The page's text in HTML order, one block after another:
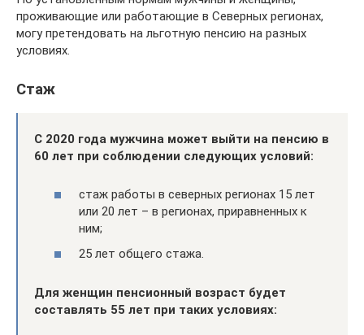
проживающие или работающие в Северных регионах,
могу претендовать на льготную пенсию на разных
условиях.
Стаж
С 2020 года мужчина может выйти на пенсию в
60 лет при соблюдении следующих условий:
стаж работы в северных регионах 15 лет
или 20 лет – в регионах, приравненных к
ним;
25 лет общего стажа.
Для женщин пенсионный возраст будет
составлять 55 лет при таких условиях: